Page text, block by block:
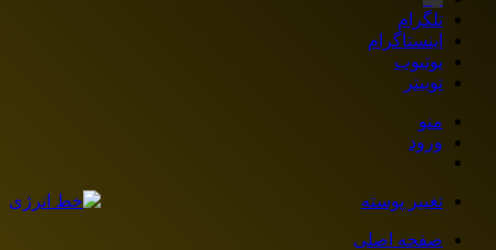
تلگرام
اینستاگرام
یوتیوب
توییتر
منو
ورود
تغییر پوسته
صفحه اصلی